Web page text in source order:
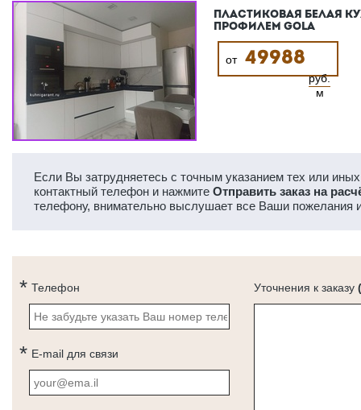
ПЛАСТИКОВАЯ БЕЛАЯ
ПРОФИЛЕМ GOLA
от 49988
руб.
м
Если Вы затрудняетесь с точным указанием тех или
контактный телефон и нажмите Отправить заказ на
телефону, внимательно выслушает все Ваши пожелания
Телефон
E-mail для связи
Уточнения к заказу